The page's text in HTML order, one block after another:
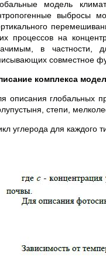
модель
выбросы
процессов на
в частности,
совместное
комплекса
описания глобальных
степи,
углерода для каждого